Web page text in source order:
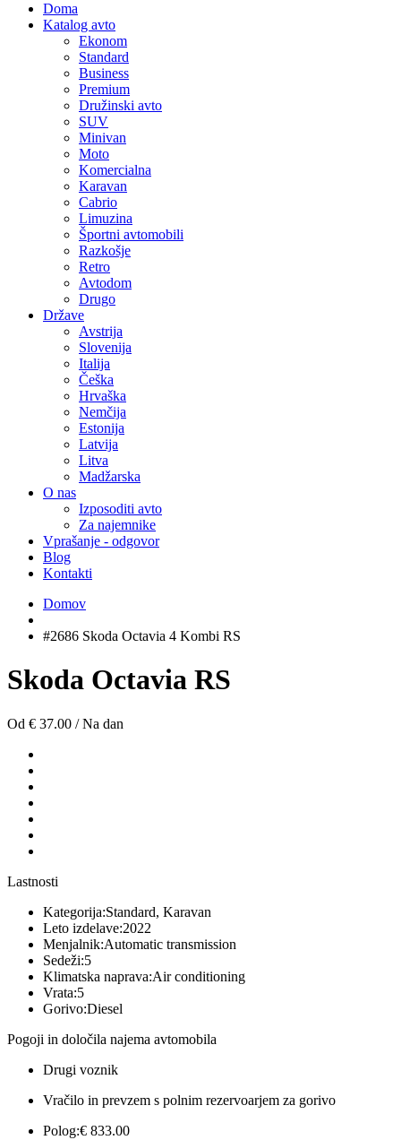
Doma
Katalog avto
Ekonom
Standard
Business
Premium
Družinski avto
SUV
Minivan
Moto
Komercialna
Karavan
Cabrio
Limuzina
Športni avtomobili
Razkošje
Retro
Avtodom
Drugo
Države
Avstrija
Slovenija
Italija
Češka
Hrvaška
Nemčija
Estonija
Latvija
Litva
Madžarska
O nas
Izposoditi avto
Za najemnike
Vprašanje - odgovor
Blog
Kontakti
Domov
#2686 Skoda Octavia 4 Kombi RS
Skoda Octavia RS
Od € 37.00 /Na dan
Lastnosti
Kategorija:Standard, Karavan
Leto izdelave:2022
Menjalnik:Automatic transmission
Sedeži:5
Klimatska naprava:Air conditioning
Vrata:5
Gorivo:Diesel
Pogoji in določila najema avtomobila
Drugi voznik
Vračilo in prevzem s polnim rezervoarjem za gorivo
Polog:€ 833.00